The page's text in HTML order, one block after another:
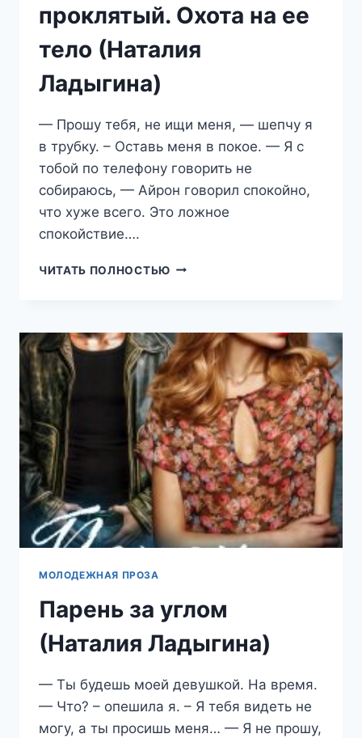
проклятый. Охота на ее
тело (Наталия
Ладыгина)
— Прошу тебя, не ищи меня, — шепчу я
в трубку. – Оставь меня в покое. — Я с
тобой по телефону говорить не
собираюсь, — Айрон говорил спокойно,
что хуже всего. Это ложное
спокойствие….
ЧИТАТЬ ПОЛНОСТЬЮ ЖЕСТОКИЙ,
НА
ЕЕ
ТЕЛО
(НАТАЛИЯ
ЛАДЫГИНА)
МОЛОДЕЖНАЯ ПРОЗА
Парень за углом
(Наталия Ладыгина)
— Ты будешь моей девушкой. На время.
— Что? – опешила я. – Я тебя видеть не
могу, а ты просишь меня… — Я не прошу,